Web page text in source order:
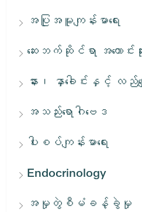
အပြုအမူကျန်းမာရေး
ဆေးဘက်ဆိုင်ရာ အကောင်း
နား၊ နှာခေါင်းနှင့် လည်ချ
အသည်းရောဂါဗေဒ
ပါးစပ်ကျန်းမာရေး
Endocrinology
အမှုတွဲစီမံခန့်ခွဲမှု